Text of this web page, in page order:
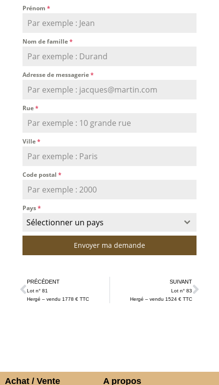
Prénom *
Nom de famille*
Adresse de messagerie*
Rue*
Ville*
Code postal *
Pays*
Sélectionner un pays
Envoyer ma demande
PRÉCÉDENT
Lot n° 81
Hergé – vendu 1778 € TTC
SUIVANT
Lot n° 83
Hergé – vendu 1524 € TTC
Achat / Vente A propos